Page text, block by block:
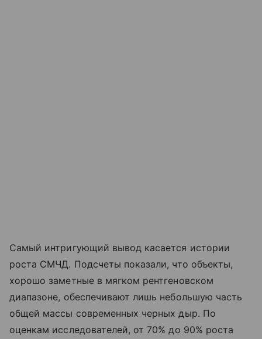
Самый интригующий вывод касается истории
роста СМЧД. Подсчеты показали, что объекты,
хорошо заметные в мягком рентгеновском
диапазоне, обеспечивают лишь небольшую часть
общей массы современных черных дыр. По
оценкам исследователей, от 70% до 90% роста